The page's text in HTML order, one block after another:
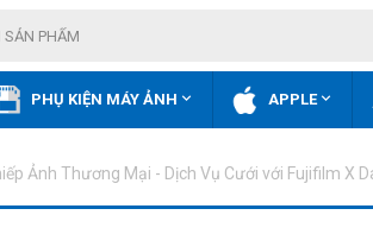
PHỤ KIỆN MÁY ẢNH  APPLE
Ảnh Thương Mại - Dịch Vụ Cưới với Fujifilm X